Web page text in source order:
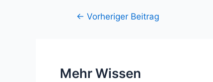
Beitragsnavigation
← Vorheriger Beitrag
Mehr Wissen